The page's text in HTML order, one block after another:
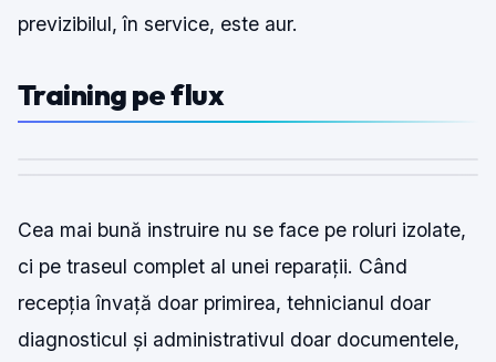
previzibilul, în service, este aur.
Training pe flux
Cea mai bună instruire nu se face pe roluri izolate,
ci pe traseul complet al unei reparații. Când
recepția învață doar primirea, tehnicianul doar
diagnosticul și administrativul doar documentele,